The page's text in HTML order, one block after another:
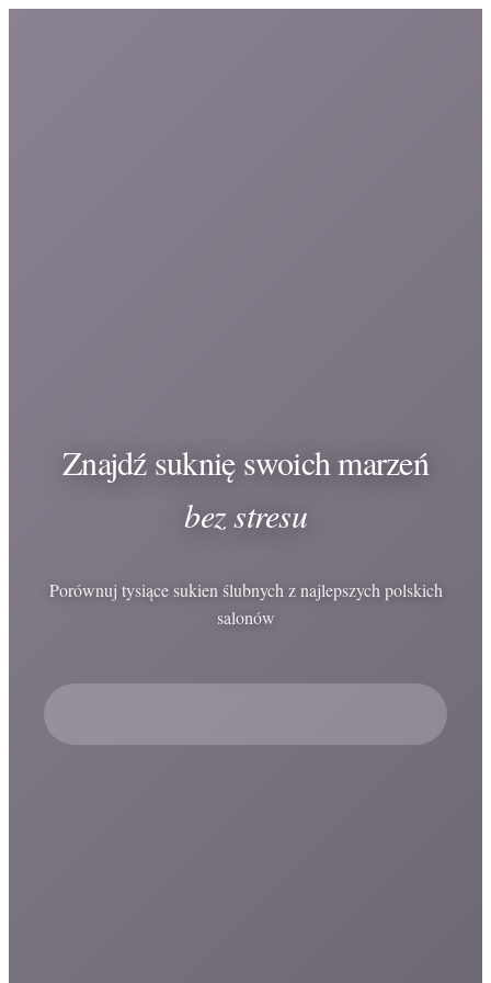
Znajdź suknię swoich marzeń
bez stresu
Porównuj tysiące sukien ślubnych z najlepszych polskich
salonów